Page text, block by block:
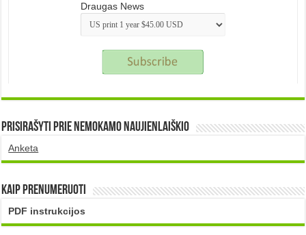
Draugas News
Prisirašyti prie nemokamo naujienlaiškio
Anketa
Kaip prenumeruoti
PDF instrukcijos